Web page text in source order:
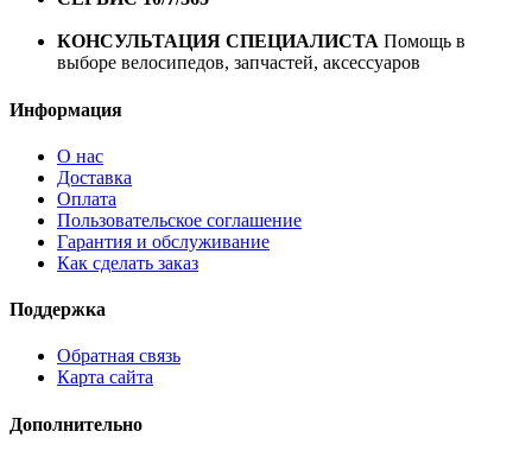
КОНСУЛЬТАЦИЯ СПЕЦИАЛИСТА Помощь в
выборе велосипедов, запчастей, аксессуаров
Информация
О нас
Доставка
Оплата
Пользовательское соглашение
Гарантия и обслуживание
Как сделать заказ
Поддержка
Обратная связь
Карта сайта
Дополнительно